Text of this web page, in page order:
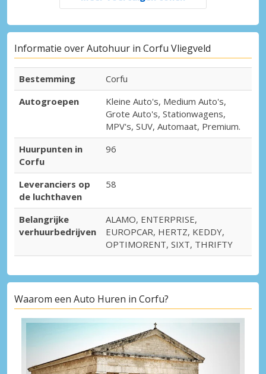
Informatie over Autohuur in Corfu Vliegveld
Bestemming
Corfu
Autogroepen
Kleine Auto's, Medium Auto's,
Grote Auto's, Stationwagens,
MPV's, SUV, Automaat, Premium.
Huurpunten in
Corfu
96
Leveranciers op
de luchthaven
58
Belangrijke
verhuurbedrijven
ALAMO, ENTERPRISE,
EUROPCAR, HERTZ, KEDDY,
OPTIMORENT, SIXT, THRIFTY
Waarom een Auto Huren in Corfu?